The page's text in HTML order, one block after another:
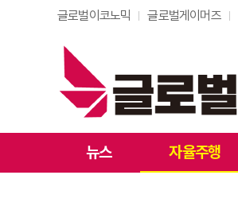
글로벌이코노믹 글로벌게이머즈
뉴스 자율주행